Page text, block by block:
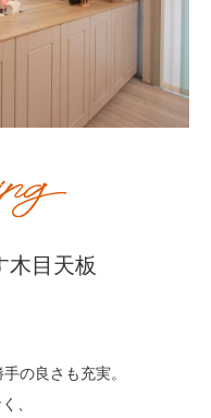
木目天板
の良さも充実。
、